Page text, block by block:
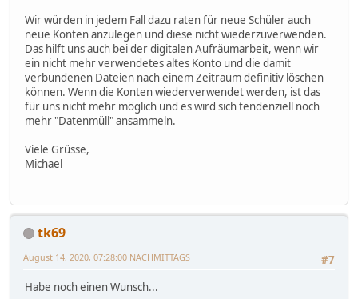
Wir würden in jedem Fall dazu raten für neue Schüler auch
neue Konten anzulegen und diese nicht wiederzuverwenden.
Das hilft uns auch bei der digitalen Aufräumarbeit, wenn wir
ein nicht mehr verwendetes altes Konto und die damit
verbundenen Dateien nach einem Zeitraum definitiv löschen
können. Wenn die Konten wiederverwendet werden, ist das
für uns nicht mehr möglich und es wird sich tendenziell noch
mehr "Datenmüll" ansammeln.
Viele Grüsse,
Michael
tk69
#7
August 14, 2020, 07:28:00 NACHMITTAGS
Habe noch einen Wunsch...